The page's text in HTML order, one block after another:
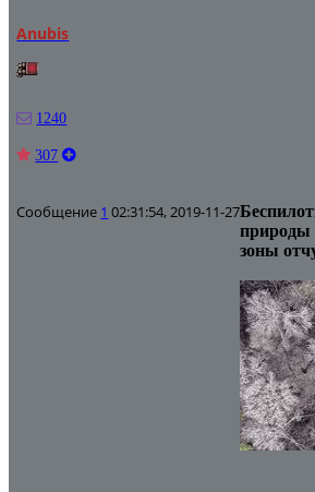
Anubis
1240
307
Сообщение 1 02:31:54, 2019-11-27
природы
зоны